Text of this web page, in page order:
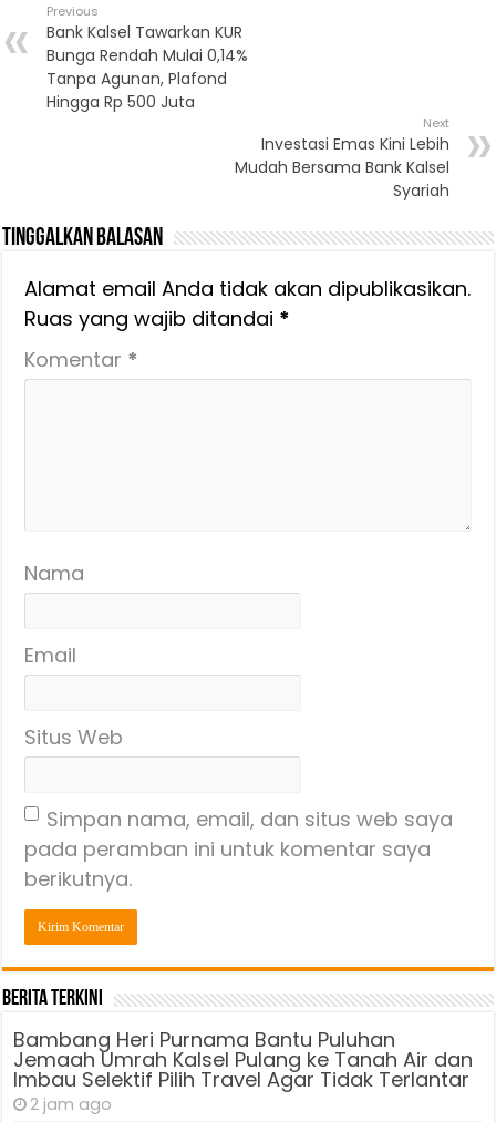
Previous
Bank Kalsel Tawarkan KUR
Bunga Rendah Mulai 0,14%
Tanpa Agunan, Plafond
Hingga Rp 500 Juta
Next
Investasi Emas Kini Lebih
Mudah Bersama Bank Kalsel
Syariah
Tinggalkan Balasan
Alamat email Anda tidak akan dipublikasikan.
Ruas yang wajib ditandai *
Komentar *
Nama
Email
Situs Web
Simpan nama, email, dan situs web saya
pada peramban ini untuk komentar saya
berikutnya.
Berita Terkini
Bambang Heri Purnama Bantu Puluhan
Jemaah Umrah Kalsel Pulang ke Tanah Air dan
Imbau Selektif Pilih Travel Agar Tidak Terlantar
2 jam ago